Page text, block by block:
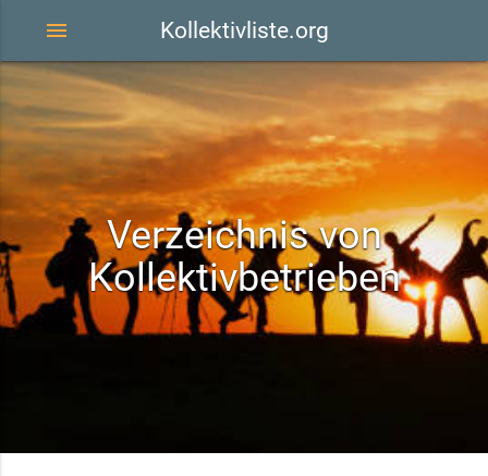
Kollektivliste.org
menu
Verzeichnis von
Kollektivbetrieben